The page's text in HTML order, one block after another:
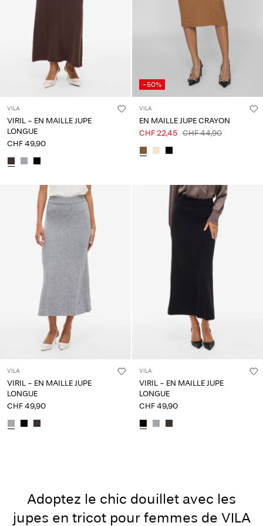
VILA
VIRIL - EN MAILLE JUPE
LONGUE
CHF 49,90
-50%
VILA
EN MAILLE JUPE CRAYON
CHF 22,45 CHF 44,90
VILA
VIRIL - EN MAILLE JUPE
LONGUE
CHF 49,90
VILA
VIRIL - EN MAILLE JUPE
LONGUE
CHF 49,90
Adoptez le chic douillet avec les
jupes en tricot pour femmes de VILA